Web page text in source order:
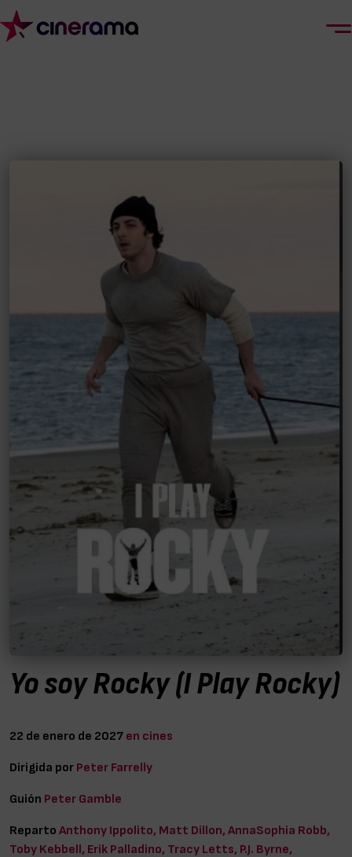
Yo soy Rocky (I Play Rocky)
22 de enero de 2027 en cines
Dirigida por Peter Farrelly
Guión Peter Gamble
Reparto Anthony Ippolito, Matt Dillon, AnnaSophia Robb,
Toby Kebbell, Erik Palladino, Tracy Letts, P.J. Byrne,